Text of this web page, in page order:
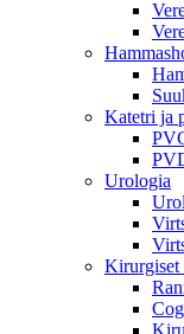
Katetri ja
Urologia
Kirurgiset